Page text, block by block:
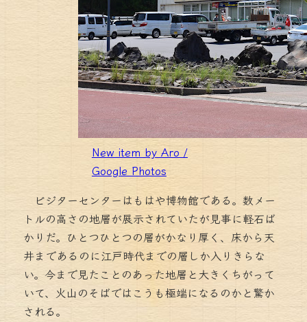
New item by Aro /
Google Photos
ビジターセンターはもはや博物館である。数メー
トルの高さの地層が展示されていたが見事に軽石ば
かりだ。ひとつひとつの層がかなり厚く、床から天
井まであるのに江戸時代までの層しか入りきらな
い。今まで見たことのあった地層と大きくちがって
いて、火山のそばではこうも極端になるのかと驚か
される。